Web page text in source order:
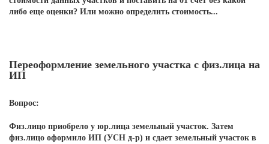
либо еще оценки? Или можно определить стоимость...
Переоформление земельного участка с физ.лица на
ИП
Вопрос:
Физ.лицо приобрело у юр.лица земельный участок. Затем
физ.лицо оформило ИП (УСН д-р) и сдает земельный участок в